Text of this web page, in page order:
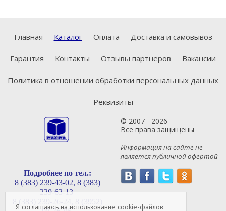
Я соглашаюсь на использование cookie-файлов
Главная Каталог Оплата Доставка и самовывоз
Гарантия Контакты Отзывы партнеров Вакансии
Политика в отношении обработки персональных данных
Реквизиты
© 2007 - 2026
Все права защищены
Информация на сайте не
является публичной офертой
Подробнее по тел.:
8 (383) 239-43-02, 8 (383)
239-63-13